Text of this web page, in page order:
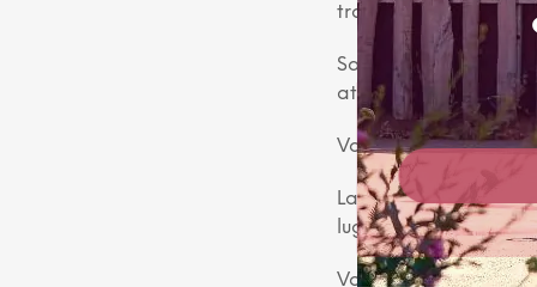
traction.
Sa bonne assise
atténue les vibrations.
Votre bébé
La luge est dotée
luge parfaite pour
Votre enfant va vivre